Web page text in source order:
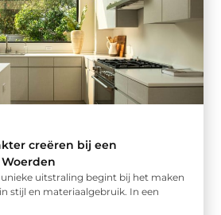
creëren bij een
uitstraling begint bij het maken
stijl en materiaalgebruik. In een